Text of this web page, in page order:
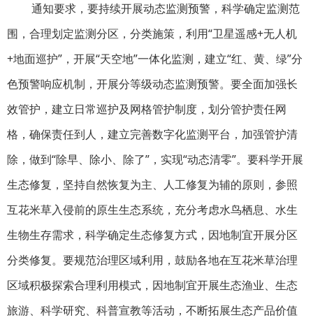
通知要求，要持续开展动态监测预警，科学确定监测范
围，合理划定监测分区，分类施策，利用“卫星遥感+无人机
+地面巡护”，开展“天空地”一体化监测，建立“红、黄、绿”分
色预警响应机制，开展分等级动态监测预警。要全面加强长
效管护，建立日常巡护及网格管护制度，划分管护责任网
格，确保责任到人，建立完善数字化监测平台，加强管护清
除，做到“除早、除小、除了”，实现“动态清零”。要科学开展
生态修复，坚持自然恢复为主、人工修复为辅的原则，参照
互花米草入侵前的原生生态系统，充分考虑水鸟栖息、水生
生物生存需求，科学确定生态修复方式，因地制宜开展分区
分类修复。要规范治理区域利用，鼓励各地在互花米草治理
区域积极探索合理利用模式，因地制宜开展生态渔业、生态
旅游、科学研究、科普宣教等活动，不断拓展生态产品价值